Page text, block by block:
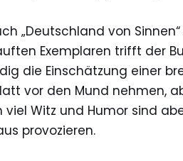
„Deutschland von
Exemplaren trifft der
die Einschätzung einer
vor den Mund nehmen,
viel Witz und Humor sind
provozieren.